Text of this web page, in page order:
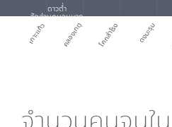
เกาะแก้ว คลองเกตุ โคกสำโรง ดงมะรุม
ดาวต่ำ
สัดส่วนคนจนมาก
จำนวนคนจนใน